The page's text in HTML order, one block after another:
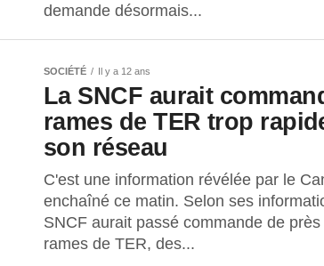
demande désormais...
SOCIÉTÉ Il y a 12 ans
La SNCF aurait
rames de TER trop
son réseau
C'est une information révélée par le
enchaîné ce matin. Selon ses
SNCF aurait passé commande de
rames de TER, des...